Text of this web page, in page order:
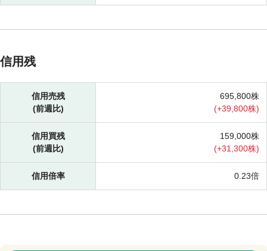
信用残
信用売残
(前週比)
695,800株
(+39,800株)
信用買残
(前週比)
159,000株
(+31,300株)
信用倍率 0.23倍